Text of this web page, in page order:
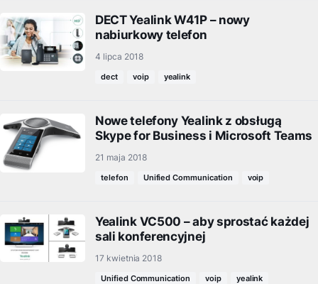
DECT Yealink W41P – nowy
nabiurkowy telefon
4 lipca 2018
dect voip yealink
Nowe telefony Yealink z obsługą
Skype for Business i Microsoft Teams
21 maja 2018
telefon Unified Communication voip
Yealink VC500 – aby sprostać każdej
sali konferencyjnej
17 kwietnia 2018
Unified Communication voip yealink